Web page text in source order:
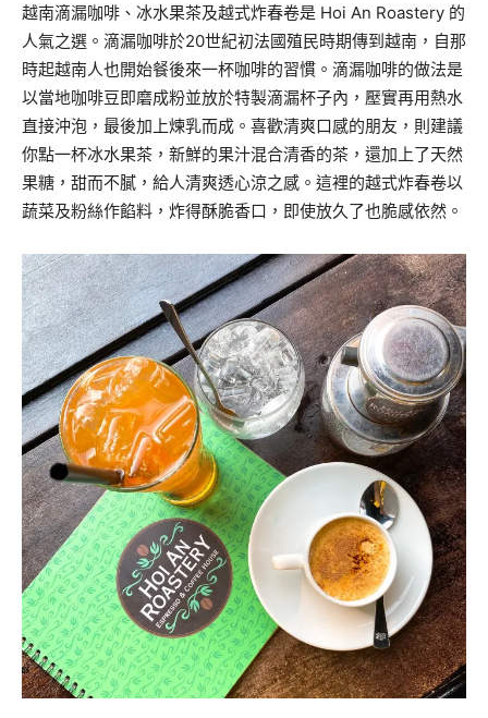
越南滴漏咖啡、冰水果茶及越式炸春卷是 Hoi An Roastery 的
人氣之選。滴漏咖啡於20世紀初法國殖民時期傳到越南，自那
時起越南人也開始餐後來一杯咖啡的習慣。滴漏咖啡的做法是
以當地咖啡豆即磨成粉並放於特製滴漏杯子內，壓實再用熱水
直接沖泡，最後加上煉乳而成。喜歡清爽口感的朋友，則建議
你點一杯冰水果茶，新鮮的果汁混合清香的茶，還加上了天然
果糖，甜而不膩，給人清爽透心涼之感。這裡的越式炸春卷以
蔬菜及粉絲作餡料，炸得酥脆香口，即使放久了也脆感依然。